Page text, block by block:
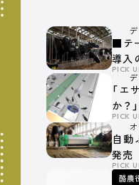
株式会社デーリィジ
1955（昭和30）年10
取締役
■テ
導入
PICK
「エ
か？
する
深い
PICK
自動
発売
PICK
酪農